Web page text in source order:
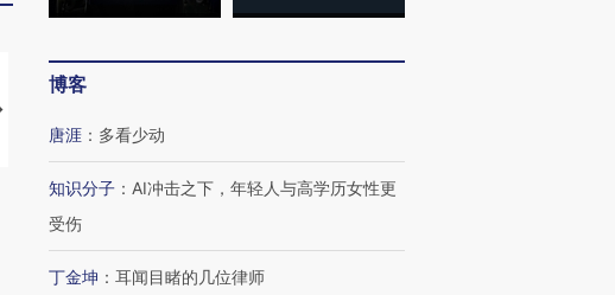
【推广】走进第四届链博
会，让数智科技“链”接产
博客
唐涯 ： 多看少动
知识分子 ： AI冲击之下，年轻人与高学历女性更
受伤
丁金坤 ： 耳闻目睹的几位律师